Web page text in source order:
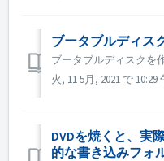
ブータブルディス
火, 11 5月, 2021 で 10:29
DVDを焼くと、実
的な書き込みフォ